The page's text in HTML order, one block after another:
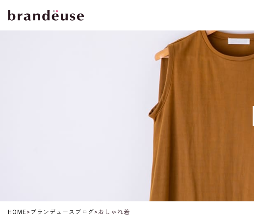
HOME> ブランデュースブログ> おしゃれ着